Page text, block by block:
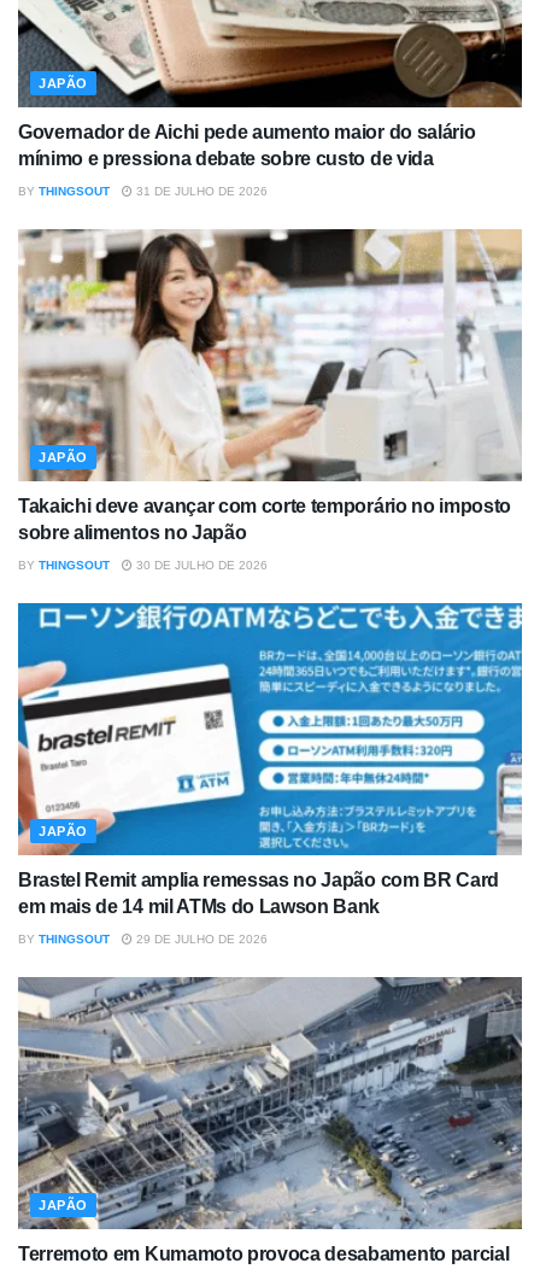
JAPÃO
Governador de Aichi pede aumento maior do salário
mínimo e pressiona debate sobre custo de vida
BY THINGSOUT 31 DE JULHO DE 2026
JAPÃO
Takaichi deve avançar com corte temporário no imposto
sobre alimentos no Japão
BY THINGSOUT 30 DE JULHO DE 2026
JAPÃO
Brastel Remit amplia remessas no Japão com BR Card
em mais de 14 mil ATMs do Lawson Bank
BY THINGSOUT 29 DE JULHO DE 2026
JAPÃO
Terremoto em Kumamoto provoca desabamento parcial